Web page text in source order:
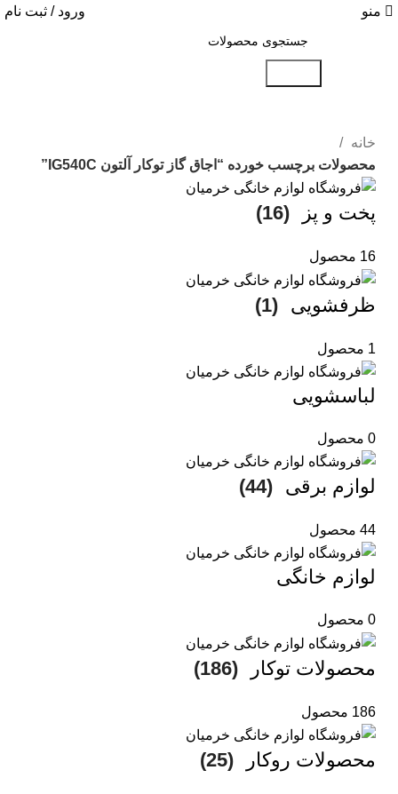
منو ورود / ثبت نام
خانه
محصولات برچسب خورده “اجاق گاز توکار آلتون IG540C”
پخت و پز (16)
16 محصول
ظرفشویی (1)
1 محصول
لباسشویی
0 محصول
لوازم برقی (44)
44 محصول
لوازم خانگی
0 محصول
محصولات توکار (186)
186 محصول
محصولات روکار (25)